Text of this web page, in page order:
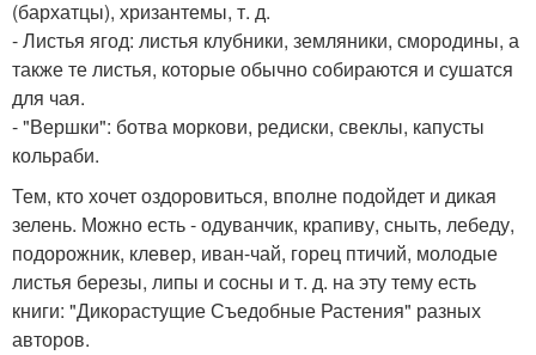
(бархатцы), хризантемы, т. д.
- Листья ягод: листья клубники, земляники, смородины, а
также те листья, которые обычно собираются и сушатся
для чая.
- "Вершки": ботва моркови, редиски, свеклы, капусты
кольраби.
Тем, кто хочет оздоровиться, вполне подойдет и дикая
зелень. Можно есть - одуванчик, крапиву, сныть, лебеду,
подорожник, клевер, иван-чай, горец птичий, молодые
листья березы, липы и сосны и т. д. на эту тему есть
книги: "Дикорастущие Съедобные Растения" разных
авторов.